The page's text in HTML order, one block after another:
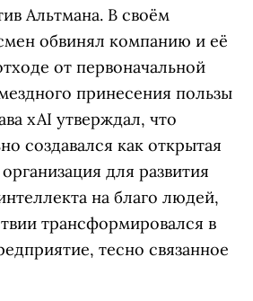
Альтмана. В своём
обвинял компанию и её
от первоначальной
принесения пользы
xAI утверждал, что
создавался как открытая
для развития
на благо людей,
трансформировался в
тесно связанное